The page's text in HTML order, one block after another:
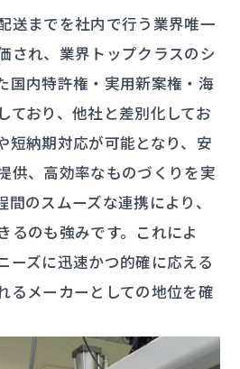
送までを社内で行う業界唯一
され、業界トップクラスのシ
国内特許権・実用新案権・海
ており、他社と差別化してお
短納期対応が可能となり、安
供、高効率なものづくりを実
のスムーズな連携により、
るのも強みです。これによ
ーズに迅速かつ的確に応える
るメーカーとしての地位を確